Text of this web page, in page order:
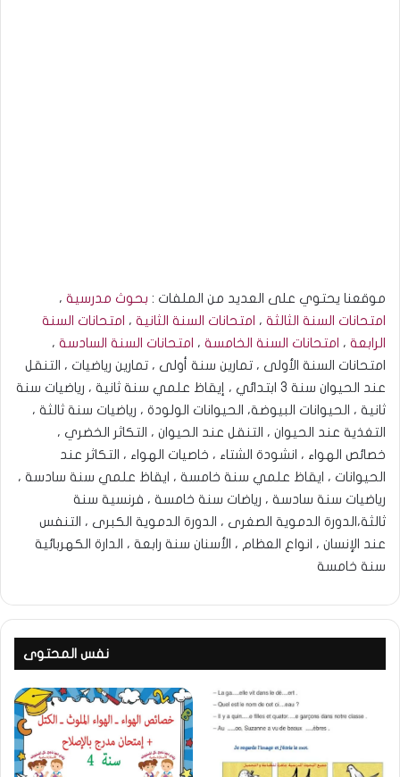
موقعنا يحتوي على العديد من الملفات : بحوث مدرسية ،
امتحانات السنة الثالثة ، امتحانات السنة الثانية ، امتحانات السنة
الرابعة ، امتحانات السنة الخامسة ، امتحانات السنة السادسة ،
امتحانات السنة الأولى ، تمارين سنة أولى ، تمارين رياضيات ، التنقل
عند الحيوان سنة 3 ابتدائي ، إيقاظ علمي سنة ثانية ، رياضيات سنة
ثانية ، الحيوانات البيوضة، الحيوانات الولودة ، رياضيات سنة ثالثة ،
التغذية عند الحيوان ، التنقل عند الحيوان ، التكاثر الخضري ،
خصائص الهواء ، انشودة الشتاء ، خاصيات الهواء ، التكاثر عند
الحيوانات ، ايقاظ علمي سنة خامسة ، ايقاظ علمي سنة سادسة ،
رياضيات سنة سادسة ، رياضات سنة خامسة ، فرنسية سنة
ثالثة،الدورة الدموية الصغرى ، الدورة الدموية الكبرى ، التنفس
عند الإنسان ، انواع العظام ، الأسنان سنة رابعة ، الدارة الكهربائية
سنة خامسة
نفس المحتوى